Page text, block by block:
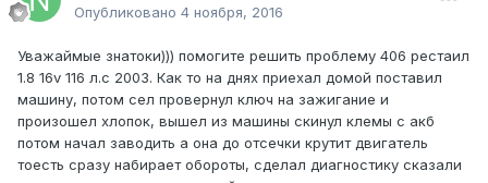
Опубликовано 4 ноября, 2016
Уважаймые знатоки))) помогите решить проблему 406 рестаил
1.8 16v 116 л.с 2003. Как то на днях приехал домой поставил
машину, потом сел провернул ключ на зажигание и
произошел хлопок, вышел из машины скинул клемы с акб
потом начал заводить а она до отсечки крутит двигатель
тоесть сразу набирает обороты, сделал диагностику сказали